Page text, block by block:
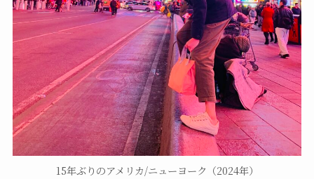
15年ぶりのアメリカ/ニューヨーク（2024年）